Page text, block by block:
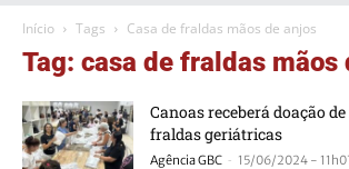
Início Tags Casa de fraldas mãos de anjos
Tag: casa de fraldas mãos
Canoas receberá doação
fraldas geriátricas
Agência GBC - 15/06/2024 -